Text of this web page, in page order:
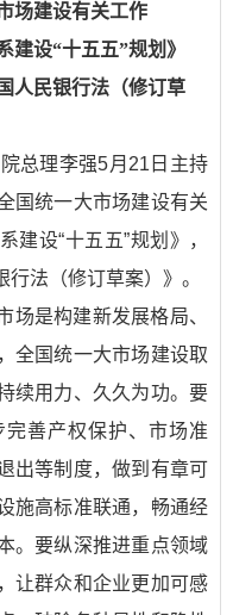
场建设有关工作
建设“十五五”规划》
人民银行法（修订草
总理李强5月21日主持
国统一大市场建设有关
建设“十五五”规划》，
法（修订草案）》。
场是构建新发展格局、
全国统一大市场建设取
续用力、久久为功。要
善产权保护、市场准
出等制度，做到有章可
施高标准联通，畅通经
。要纵深推进重点领域
让群众和企业更加可感